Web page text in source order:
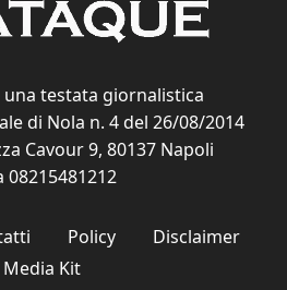
testata giornalistica
di Nola n. 4 del 26/08/2014
Cavour 9, 80137 Napoli
08215481212
Policy
Disclaimer
Media Kit